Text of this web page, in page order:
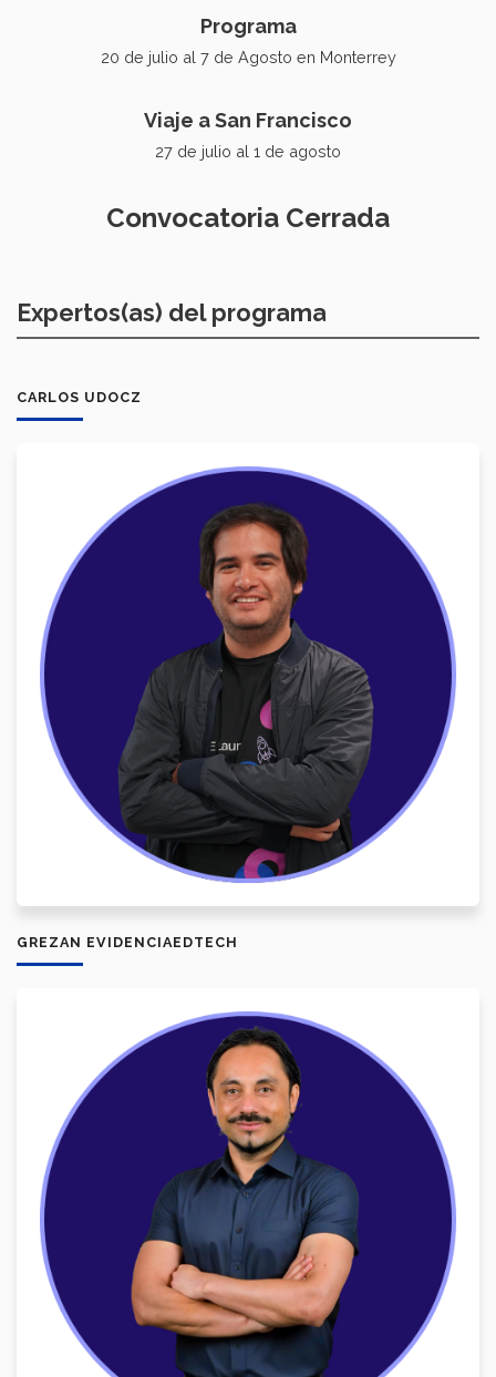
Programa
20 de julio al 7 de Agosto en Monterrey
Viaje a San Francisco
27 de julio al 1 de agosto
Convocatoria Cerrada
Expertos(as) del programa
CARLOS UDOCZ
GREZAN EVIDENCIAEDTECH